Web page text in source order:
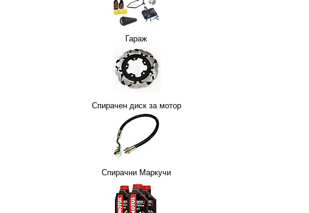
Гараж
Спирачен диск за мотор
Спирачни Маркучи